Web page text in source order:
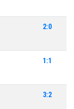
2:0
1:1
3:2